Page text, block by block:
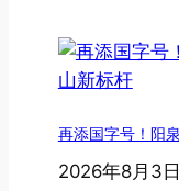
再添国字号！阳
2026年8月3日